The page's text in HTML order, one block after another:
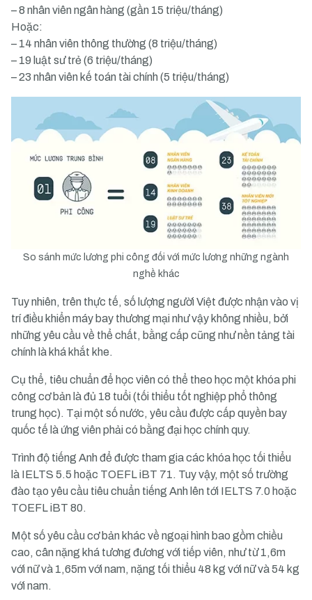
– 8 nhân viên ngân hàng (gần 15 triệu/tháng)
Hoặc:
– 14 nhân viên thông thường (8 triệu/tháng)
– 19 luật sư trẻ (6 triệu/tháng)
– 23 nhân viên kế toán tài chính (5 triệu/tháng)
So sánh mức lương phi công đối với mức lương những ngành
nghề khác
Tuy nhiên, trên thực tế, số lượng người Việt được nhận vào vị
trí điều khiển máy bay thương mại như vậy không nhiều, bởi
những yêu cầu về thể chất, bằng cấp cũng như nền tảng tài
chính là khá khắt khe.
Cụ thể, tiêu chuẩn để học viên có thể theo học một khóa phi
công cơ bản là đủ 18 tuổi (tối thiểu tốt nghiệp phổ thông
trung học). Tại một số nước, yêu cầu được cấp quyền bay
quốc tế là ứng viên phải có bằng đại học chính quy.
Trình độ tiếng Anh để được tham gia các khóa học tối thiểu
là IELTS 5.5 hoặc TOEFL iBT 71. Tuy vậy, một số trường
đào tạo yêu cầu tiêu chuẩn tiếng Anh lên tới IELTS 7.0 hoặc
TOEFL iBT 80.
Một số yêu cầu cơ bản khác về ngoại hình bao gồm chiều
cao, cân nặng khá tương đương với tiếp viên, như từ 1,6m
với nữ và 1,65m với nam, nặng tối thiểu 48 kg với nữ và 54 kg
với nam.